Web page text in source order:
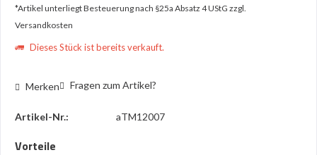
*Artikel unterliegt Besteuerung nach §25a Absatz 4 UStG zzgl.
Versandkosten
Dieses Stück ist bereits verkauft.
Merken Fragen zum Artikel?
Artikel-Nr.: aTM12007
Vorteile